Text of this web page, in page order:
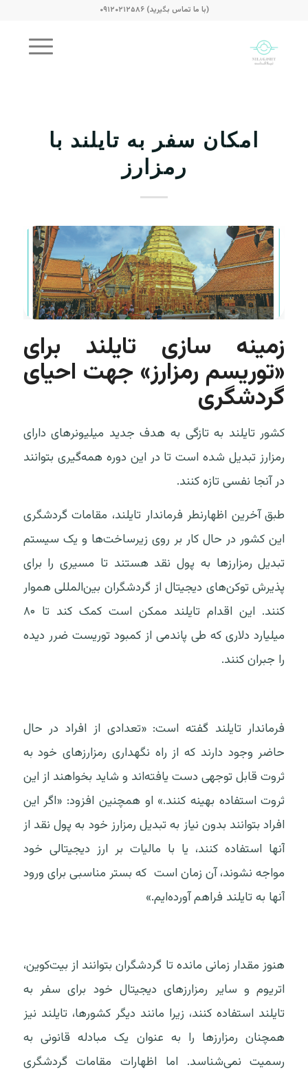
(با ما تماس بگیرید) ۰۹۱۲۰۲۱۲۵۸۶
امکان سفر به تایلند با
رمزارز
زمینه سازی تایلند برای
«توریسم رمزارز» جهت احیای
گردشگری
کشور تایلند به تازگی به هدف جدید میلیونرهای دارای
رمزارز تبدیل شده است تا در این دوره همه‌گیری بتوانند
در آنجا نفسی تازه کنند.
طبق آخرین اظهارنطر فرماندار تایلند، مقامات گردشگری
این کشور در حال کار بر روی زیرساخت‌ها و یک سیستم
تبدیل رمزارزها به پول نقد هستند تا مسیری را برای
پذیرش توکن‌های دیجیتال از گردشگران بین‌المللی هموار
کنند. این اقدام تایلند ممکن است کمک کند تا ۸۰
میلیارد دلاری که طی پاندمی از کمبود توریست ضرر دیده
را جبران کنند.
فرماندار تایلند گفته است: «تعدادی از افراد در حال
حاضر وجود دارند که از راه نگهداری رمزارزهای خود به
ثروت قابل توجهی دست یافته‌اند و شاید بخواهند از این
ثروت استفاده بهینه کنند.» او همچنین افزود: «اگر این
افراد بتوانند بدون نیاز به تبدیل رمزارز خود به پول نقد از
آنها استفاده کنند، یا با مالیات بر ارز دیجیتالی خود
مواجه نشوند، آن زمان است که بستر مناسبی برای ورود
آنها به تایلند فراهم آورده‌ایم.»
هنوز مقدار زمانی مانده تا گردشگران بتوانند از بیت‌کوین،
اتریوم و سایر رمزارزهای دیجیتال خود برای سفر به
تایلند استفاده کنند، زیرا مانند دیگر کشورها، تایلند نیز
همچنان رمزارزها را به عنوان یک مبادله قانونی به
رسمیت نمی‌شناسد. اما اظهارات مقامات گردشگری